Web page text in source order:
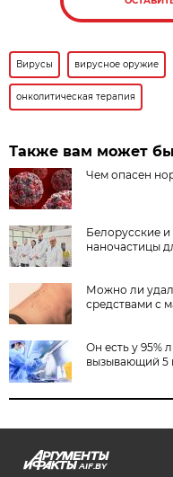
Вирусы вирусное оружие
онколитическая терапия
Также вам может
Чем опасен
Белорусские и
наночастицы
Можно ли
средствами с
Он есть у 95%
вызывающий 5
AIF.BY